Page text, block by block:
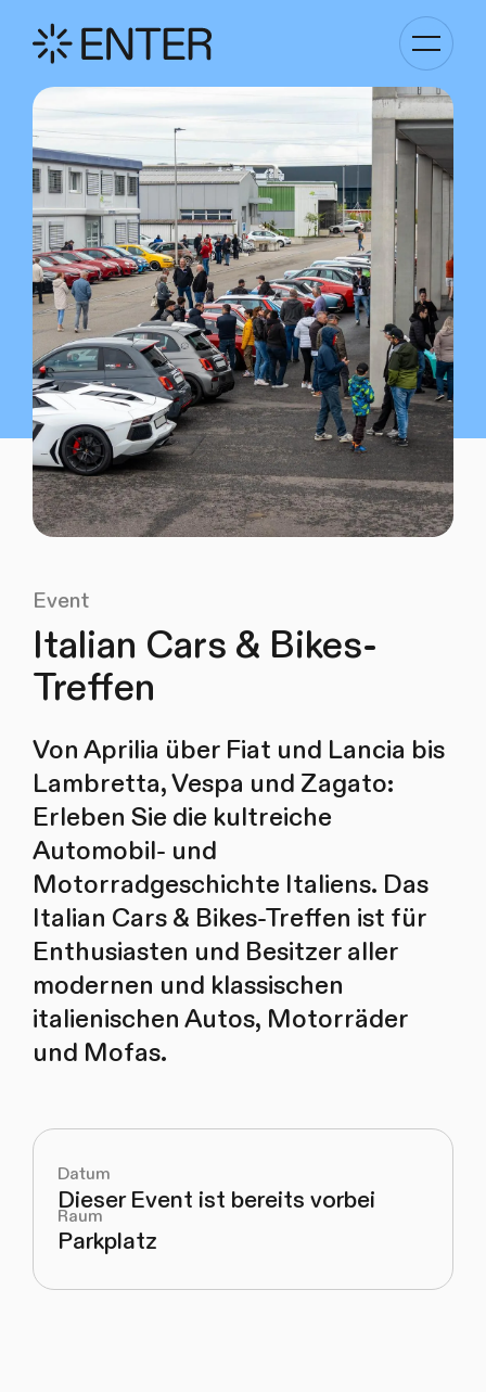
anzeigen
Event
Italian Cars & Bikes-
Treffen
Von Aprilia über Fiat und Lancia bis
Lambretta, Vespa und Zagato:
Erleben Sie die kultreiche
Automobil- und
Motorradgeschichte Italiens. Das
Italian Cars & Bikes-Treffen ist für
Enthusiasten und Besitzer aller
modernen und klassischen
italienischen Autos, Motorräder
und Mofas.
Datum
Dieser Event ist bereits vorbei
Raum
Parkplatz